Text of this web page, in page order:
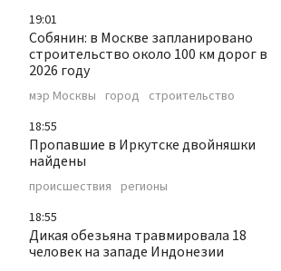
19:01
Собянин: в Москве запланировано
строительство около 100 км дорог в
2026 году
мэр Москвы город строительство
18:55
Пропавшие в Иркутске двойняшки
найдены
происшествия регионы
18:55
Дикая обезьяна травмировала 18
человек на западе Индонезии